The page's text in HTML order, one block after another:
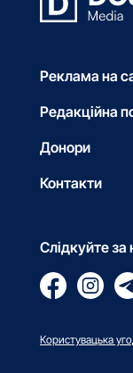
Реклама на
Редакційна
Донори
Контакти
Слідкуйте за
Користувацька